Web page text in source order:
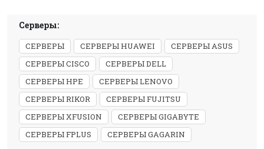
Серверы:
СЕРВЕРЫ СЕРВЕРЫ HUAWEI
СЕРВЕРЫ ASUS
СЕРВЕРЫ CISCO
СЕРВЕРЫ DELL
СЕРВЕРЫ HPE
СЕРВЕРЫ LENOVO
СЕРВЕРЫ RIKOR
СЕРВЕРЫ FUJITSU
СЕРВЕРЫ XFUSION
СЕРВЕРЫ GIGABYTE
СЕРВЕРЫ FPLUS
СЕРВЕРЫ GAGARIN